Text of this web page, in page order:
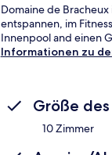
Domaine de
entspannen, im
Innenpool and einen
Informationen zu
Größe
10 Zimmer